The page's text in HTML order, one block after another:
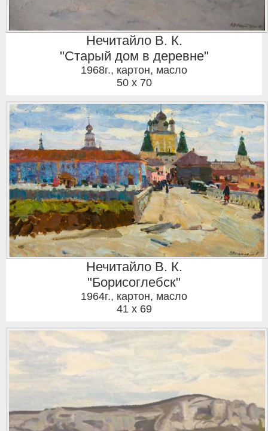
Нечитайло В. К.
"Старый дом в деревне"
1968г., картон, масло
50 x 70
Нечитайло В. К.
"Борисоглебск"
1964г., картон, масло
41 x 69